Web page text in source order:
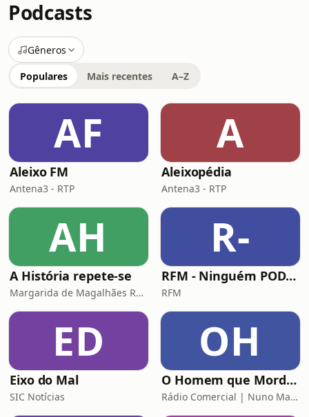
Podcasts
Gêneros
Populares Mais recentes A–Z
AF
Aleixo FM
Antena3 - RTP
A
Aleixopédia
Antena3 - RTP
AH
A História repete-se
Margarida de Magalhães Ramalho e Lourenço Pereira Coutinho
R-
RFM - Ninguém POD comigo
RFM
ED
Eixo do Mal
SIC Notícias
OH
O Homem que Mordeu o Cão
Rádio Comercial | Nuno Markl